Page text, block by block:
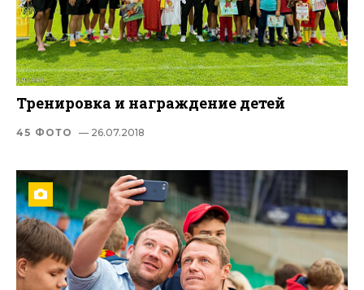
Тренировка и награждение детей
45 ФОТО — 26.07.2018